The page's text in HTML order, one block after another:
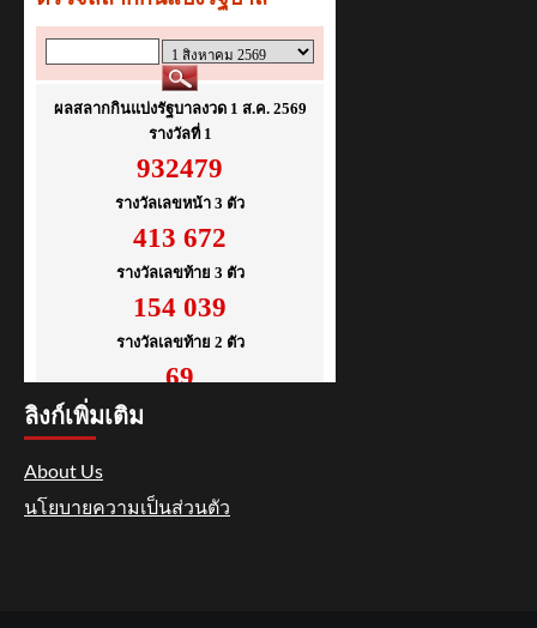
ลิงก์เพิ่มเติม
About Us
นโยบายความเป็นส่วนตัว